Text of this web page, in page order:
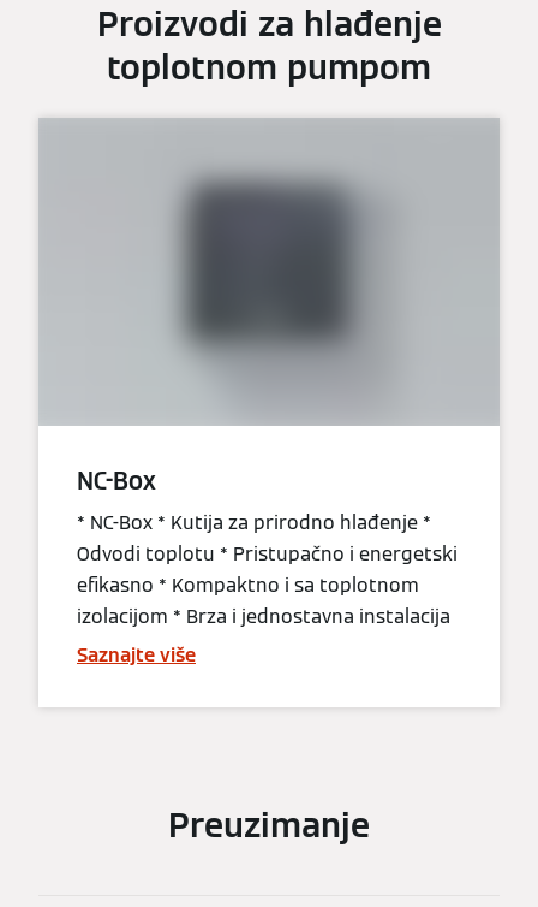
Proizvodi za hlađenje
toplotnom pumpom
NC-Box
* NC-Box * Kutija za prirodno hlađenje *
Odvodi toplotu * Pristupačno i energetski
efikasno * Kompaktno i sa toplotnom
izolacijom * Brza i jednostavna instalacija
Saznajte više
Preuzimanje